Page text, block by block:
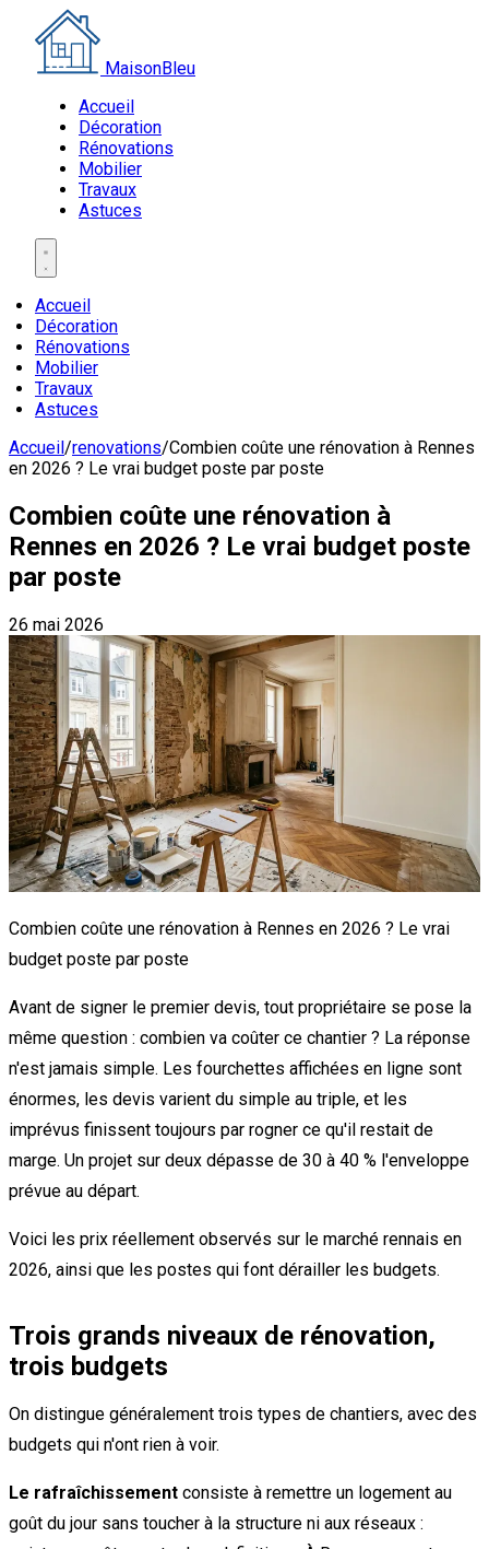
MaisonBleu
Accueil
Décoration
Rénovations
Mobilier
Travaux
Astuces
Accueil
Décoration
Rénovations
Mobilier
Travaux
Astuces
Accueil/renovations/Combien coûte une rénovation à Rennes
en 2026 ? Le vrai budget poste par poste
Combien coûte une rénovation à
Rennes en 2026 ? Le vrai budget poste
par poste
26 mai 2026
Combien coûte une rénovation à Rennes en 2026 ? Le vrai
budget poste par poste
Avant de signer le premier devis, tout propriétaire se pose la
même question : combien va coûter ce chantier ? La réponse
n'est jamais simple. Les fourchettes affichées en ligne sont
énormes, les devis varient du simple au triple, et les
imprévus finissent toujours par rogner ce qu'il restait de
marge. Un projet sur deux dépasse de 30 à 40 % l'enveloppe
prévue au départ.
Voici les prix réellement observés sur le marché rennais en
2026, ainsi que les postes qui font dérailler les budgets.
Trois grands niveaux de rénovation,
trois budgets
On distingue généralement trois types de chantiers, avec des
budgets qui n'ont rien à voir.
Le rafraîchissement consiste à remettre un logement au
goût du jour sans toucher à la structure ni aux réseaux :